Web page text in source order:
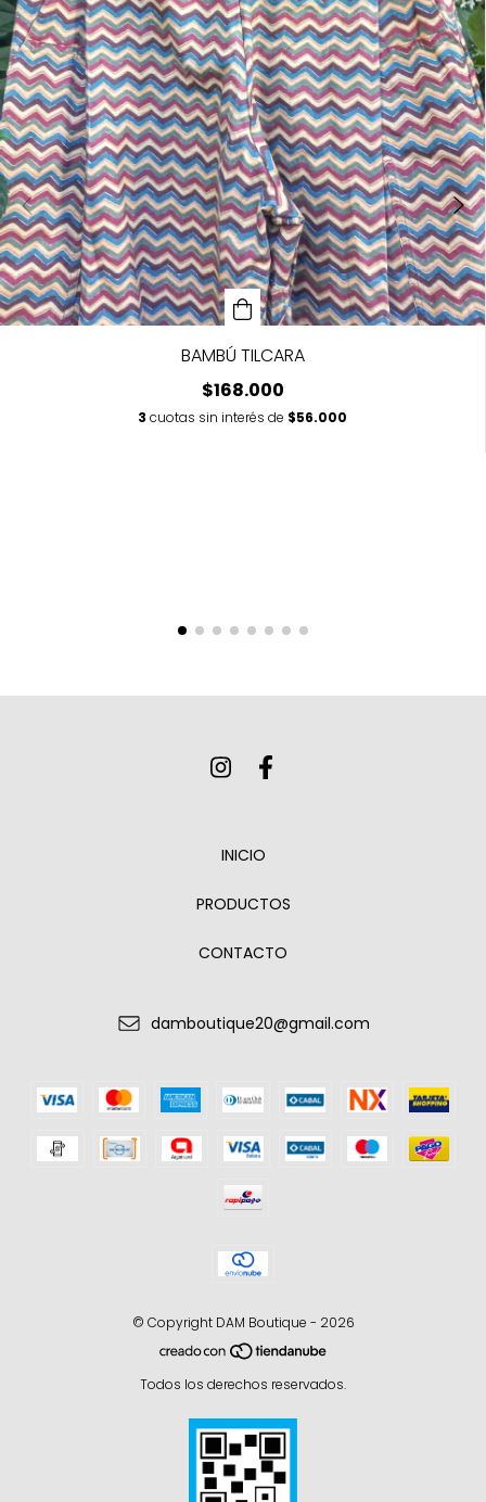
BAMBÚ TILCARA
$168.000
3 cuotas sin interés de $56.000
INICIO
PRODUCTOS
CONTACTO
damboutique20@gmail.com
© Copyright DAM Boutique - 2026
Todos los derechos reservados.